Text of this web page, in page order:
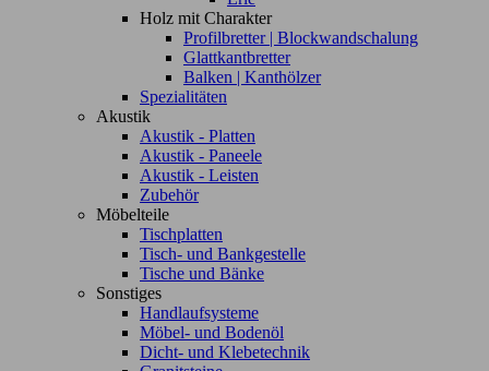
Holz mit Charakter
Profilbretter | Blockwandschalung
Glattkantbretter
Balken | Kanthölzer
Spezialitäten
Akustik
Akustik - Platten
Akustik - Paneele
Akustik - Leisten
Zubehör
Möbelteile
Tischplatten
Tisch- und Bankgestelle
Tische und Bänke
Sonstiges
Handlaufsysteme
Möbel- und Bodenöl
Dicht- und Klebetechnik